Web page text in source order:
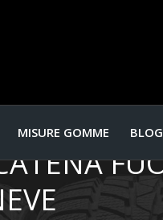
MISURE GOMME BLOG
NEVE